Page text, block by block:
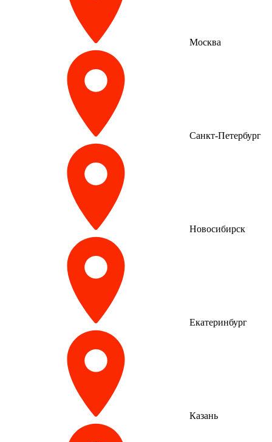
Москва
Санкт-Петербург
Новосибирск
Екатеринбург
Казань